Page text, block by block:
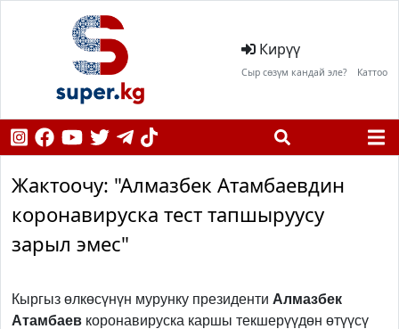
Кирүү
Сыр сөзүм кандай эле? Каттоо
Жактоочу: "Алмазбек Атамбаевдин
коронавируска тест тапшыруусу
зарыл эмес"
Кыргыз өлкөсүнүн мурунку президенти Алмазбек
Атамбаев коронавируска каршы текшерүүдөн өтүүсү